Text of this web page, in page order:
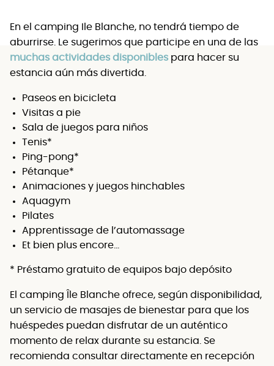
En el camping Ile Blanche, no tendrá tiempo de
aburrirse. Le sugerimos que participe en una de las
muchas actividades disponibles para hacer su
estancia aún más divertida.
Paseos en bicicleta
Visitas a pie
Sala de juegos para niños
Tenis*
Ping-pong*
Pétanque*
Animaciones y juegos hinchables
Aquagym
Pilates
Apprentissage de l’automassage
Et bien plus encore…
* Préstamo gratuito de equipos bajo depósito
El camping Île Blanche ofrece, según disponibilidad,
un servicio de masajes de bienestar para que los
huéspedes puedan disfrutar de un auténtico
momento de relax durante su estancia. Se
recomienda consultar directamente en recepción